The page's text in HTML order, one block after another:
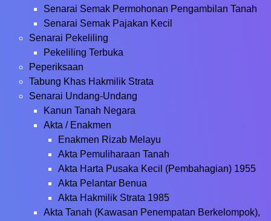
Senarai Semak Permohonan Pengambilan Tanah
Senarai Semak Pajakan Kecil
Senarai Pekeliling
Pekeliling Terbuka
Peperiksaan
Tabung Khas Hakmilik Strata
Senarai Undang-Undang
Kanun Tanah Negara
Akta / Enakmen
Enakmen Rizab Melayu
Akta Pemuliharaan Tanah
Akta Harta Pusaka Kecil (Pembahagian) 1955
Akta Pelantar Benua
Akta Hakmilik Strata 1985
Akta Tanah (Kawasan Penempatan Berkelompok),